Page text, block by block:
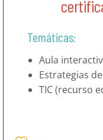
Temáticas:
Aula
Estrategias
TIC (recurso